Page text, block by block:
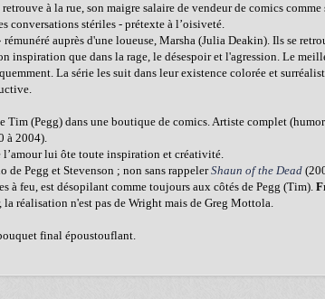
à la rue, son maigre salaire de vendeur de comics
conversations stériles - prétexte à l’oisiveté.
auprès d'une loueuse, Marsha (Julia Deakin). Ils se
inspiration que dans la rage, le désespoir et l'agression. Le
La série les suit dans leur existence colorée et
Tim (Pegg) dans une boutique de comics. Artiste complet
à 2004).
l’amour lui ôte toute inspiration et créativité.
Pegg et Stevenson ; non sans rappelerShaun of the Dead
à feu, est désopilant comme toujours aux côtés de Pegg (Tim).
la réalisation n'est pas de Wright mais de Greg Mottola.
final époustouflant.